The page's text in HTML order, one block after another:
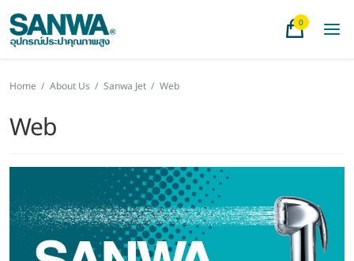
0
Home / About Us / Sanwa Jet / Web
Web